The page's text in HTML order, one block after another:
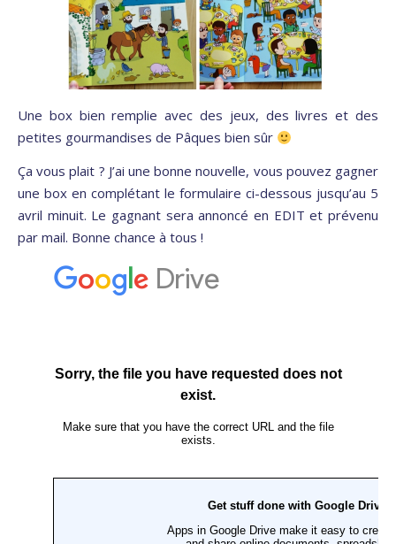
Une box bien remplie avec des jeux, des livres et des
petites gourmandises de Pâques bien sûr
Ça vous plait ? J’ai une bonne nouvelle, vous pouvez gagner
une box en complétant le formulaire ci-dessous jusqu’au 5
avril minuit. Le gagnant sera annoncé en EDIT et prévenu
par mail. Bonne chance à tous !